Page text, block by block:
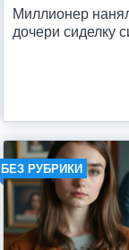
Миллионер
дочери сиделку
БЕЗ РУБРИКИ